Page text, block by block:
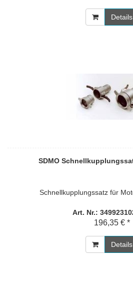
Details
SDMO
Schnellkupplungssatz für
Art. Nr.:
196,35 € *
Details